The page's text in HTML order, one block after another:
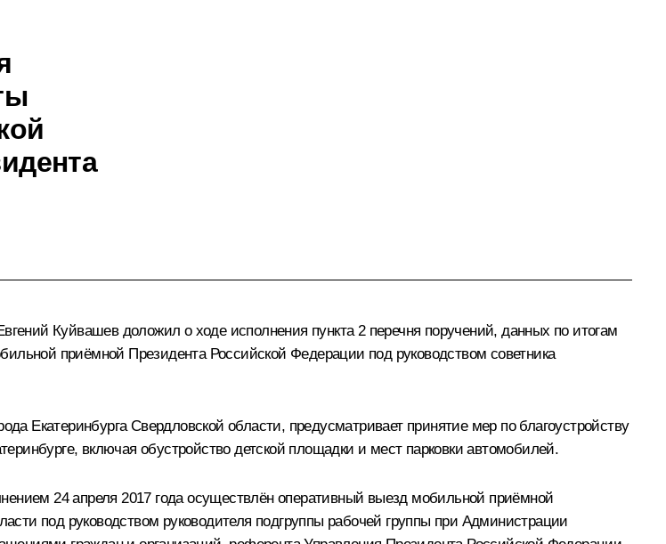
Куйвашев доложил о ходе исполнения пункта 2 перечня поручений, данных по итогам
приёмной Президента Российской Федерации под руководством советника
Екатеринбурга Свердловской области, предусматривает принятие мер по благоустройству
включая обустройство детской площадки и мест парковки автомобилей.
24 апреля 2017 года осуществлён оперативный выезд мобильной приёмной
под руководством руководителя подгруппы рабочей группы при Администрации